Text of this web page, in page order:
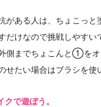
がある人は、ちょこっと
だけなので挑戦しやすい
側までちょこんと①を
せたい場合はブラシを使
で遊ぼう。